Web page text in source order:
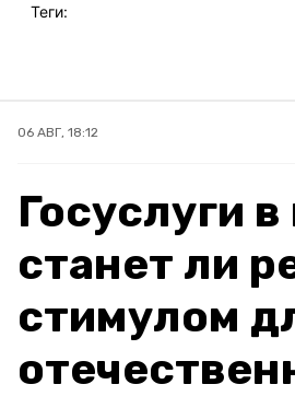
Теги:
06 АВГ, 18:12
Госуслуги
станет ли
стимулом